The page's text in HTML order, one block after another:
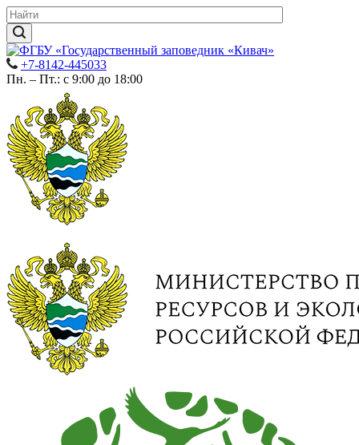
+7-8142-445033
Пн. – Пт.: с 9:00 до 18:00